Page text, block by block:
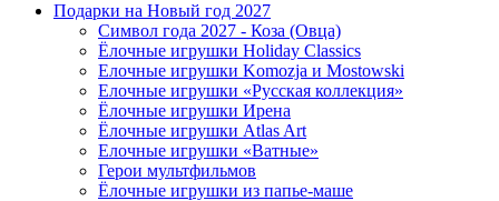
Подарки на Новый год 2027
Символ года 2027 - Коза (Овца)
Ёлочные игрушки Holiday Classics
Елочные игрушки Komozja и Mostowski
Елочные игрушки «Русская коллекция»
Ёлочные игрушки Ирена
Ёлочные игрушки Atlas Art
Елочные игрушки «Ватные»
Герои мультфильмов
Ёлочные игрушки из папье-маше